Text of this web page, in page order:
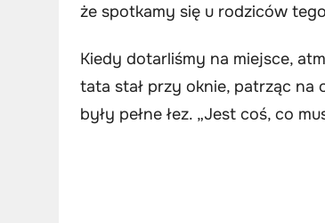
że spotkamy się u rodziców
Kiedy dotarliśmy na miejsce,
tata stał przy oknie, patrząc na
były pełne łez. „Jest coś, co